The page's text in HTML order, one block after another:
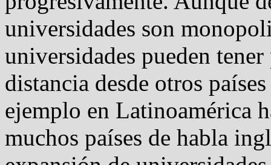
universidades son
universidades pueden
distancia desde otros
ejemplo en Latinoamérica
muchos países de habla